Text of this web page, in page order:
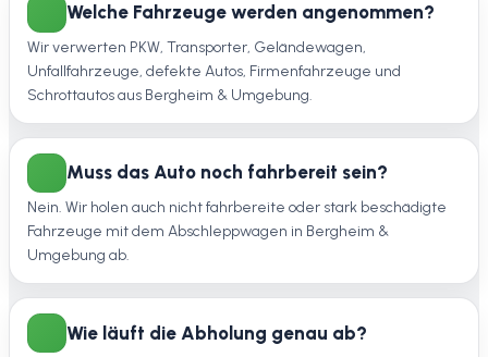
Welche Fahrzeuge werden angenommen?
Wir verwerten PKW, Transporter, Geländewagen,
Unfallfahrzeuge, defekte Autos, Firmenfahrzeuge und
Schrottautos aus Bergheim & Umgebung.
Muss das Auto noch fahrbereit sein?
Nein. Wir holen auch nicht fahrbereite oder stark beschädigte
Fahrzeuge mit dem Abschleppwagen in Bergheim &
Umgebung ab.
Wie läuft die Abholung genau ab?